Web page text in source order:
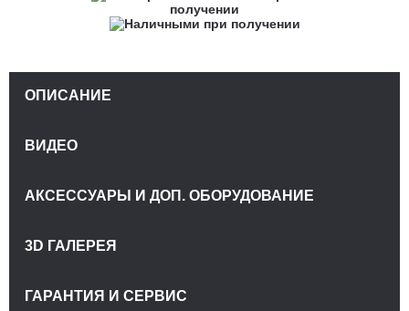
ОПИСАНИЕ
ВИДЕО
АКСЕССУАРЫ И ДОП. ОБОРУДОВАНИЕ
3D ГАЛЕРЕЯ
ГАРАНТИЯ И СЕРВИС